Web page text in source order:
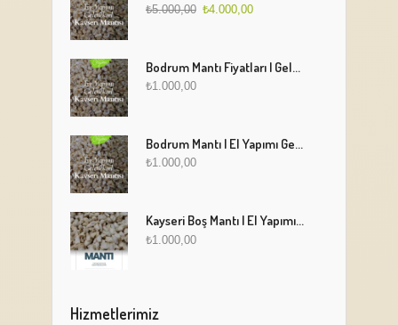
₺5.000,00 ₺4.000,00
Bodrum Mantı Fiyatları | Geleneksel Türk Mantısı Online Sipariş
₺1.000,00
Bodrum Mantı | El Yapımı Geleneksel Mantı Lezzeti
₺1.000,00
Kayseri Boş Mantı | El Yapımı Geleneksel Fırınlanmış Mantı
₺1.000,00
Hizmetlerimiz